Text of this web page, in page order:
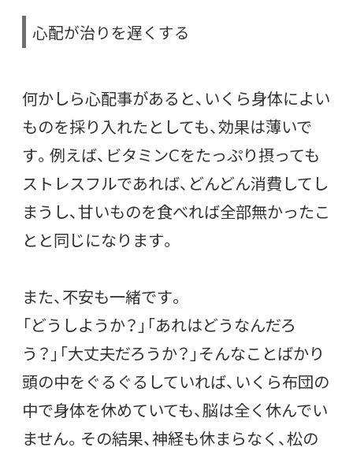
心配が治りを遅くする
何かしら心配事があると、いくら身体によい
ものを採り入れたとしても、効果は薄いで
す。例えば、ビタミンCをたっぷり摂っても
ストレスフルであれば、どんどん消費してし
まうし、甘いものを食べれば全部無かったこ
とと同じになります。
また、不安も一緒です。
「どうしようか？」「あれはどうなんだろ
う？」「大丈夫だろうか？」そんなことばかり
頭の中をぐるぐるしていれば、いくら布団の
中で身体を休めていても、脳は全く休んでい
ません。その結果、神経も休まらなく、松の